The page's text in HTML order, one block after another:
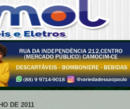
DE 2011